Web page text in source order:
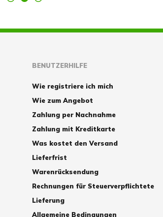
BENUTZERHILFE
Wie registriere ich mich
Wie zum Angebot
Zahlung per Nachnahme
Zahlung mit Kreditkarte
Was kostet den Versand
Lieferfrist
Warenrücksendung
Rechnungen für Steuerverpflichtete
Lieferung
Allgemeine Bedingungen